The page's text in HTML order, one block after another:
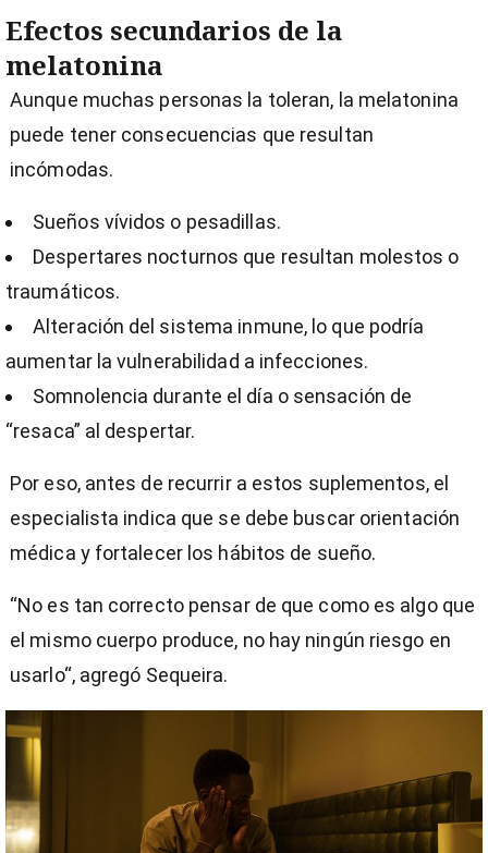
Efectos secundarios de la
melatonina
Aunque muchas personas la toleran, la melatonina
puede tener consecuencias que resultan
incómodas.
Sueños vívidos o pesadillas.
Despertares nocturnos que resultan molestos o
traumáticos.
Alteración del sistema inmune, lo que podría
aumentar la vulnerabilidad a infecciones.
Somnolencia durante el día o sensación de
“resaca” al despertar.
Por eso, antes de recurrir a estos suplementos, el
especialista indica que se debe buscar orientación
médica y fortalecer los hábitos de sueño.
“No es tan correcto pensar de que como es algo que
el mismo cuerpo produce, no hay ningún riesgo en
usarlo“, agregó Sequeira.